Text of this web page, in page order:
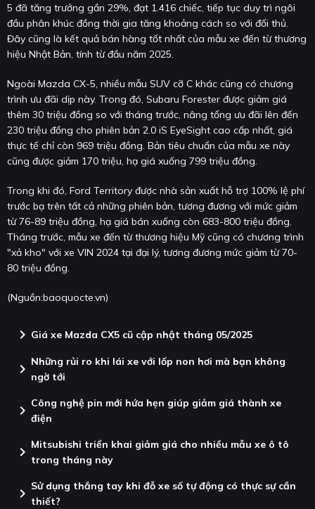
5 đã tăng trưởng gần 29%, đạt 1.416 chiếc, tiếp tục duy trì ngôi
đầu phân khúc đồng thời gia tăng khoảng cách so với đối thủ.
Đây cũng là kết quả bán hàng tốt nhất của mẫu xe đến từ thương
hiệu Nhật Bản, tính từ đầu năm 2025.
Ngoài Mazda CX-5, nhiều mẫu SUV cỡ C khác cũng có chương
trình ưu đãi dịp này. Trong đó, Subaru Forester được giảm giá
thêm 30 triệu đồng so với tháng trước, nâng tổng ưu đãi lên đến
230 triệu đồng cho phiên bản 2.0 iS EyeSight cao cấp nhất, giá
thực tế chỉ còn 969 triệu đồng. Bản tiêu chuẩn của mẫu xe này
cũng được giảm 170 triệu, hạ giá xuống 799 triệu đồng.
Trong khi đó, Ford Territory được nhà sản xuất hỗ trợ 100% lệ phí
trước bạ trên tất cả những phiên bản, tương đương với mức giảm
từ 76-89 triệu đồng, hạ giá bán xuống còn 683-800 triệu đồng.
Tháng trước, mẫu xe đến từ thương hiệu Mỹ cũng có chương trình
"xả kho" với xe VIN 2024 tại đại lý, tương đương mức giảm từ 70-
80 triệu đồng.
(Nguồn:baoquocte.vn)
chevron_right Giá xe Mazda CX5 cũ cập nhật tháng 05/2025
chevron_right Những rủi ro khi lái xe với lốp non hơi mà bạn không
ngờ tới
chevron_right Công nghệ pin mới hứa hẹn giúp giảm giá thành xe
điện
chevron_right Mitsubishi triển khai giảm giá cho nhiều mẫu xe ô tô
trong tháng này
chevron_right Sử dụng thắng tay khi đỗ xe số tự động có thực sự cần
thiết?